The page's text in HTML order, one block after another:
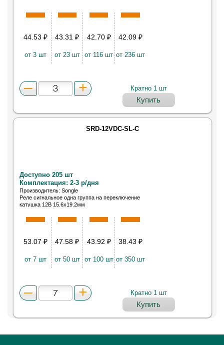
44.53 ₽
от 3 шт
43.31₽
от 23 шт
42.70 ₽
от 116 шт
42.09 ₽
от 236 шт
Кратно 1 шт
Купить
SRD-12VDC-SL-C
Доступно 205 шт
Комплектация: 2-3 р/дня
Производитель: Songle
Реле сигнальное одна группа на переключение
катушка 12В 15.6x19.2мм
53.07 ₽
от 7 шт
47.58₽
от 50 шт
43.92 ₽
от 100 шт
38.43 ₽
от 350 шт
Кратно 1 шт
Купить